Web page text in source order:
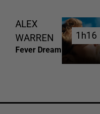
ALEX
WARREN
Fever Dream
1h16
1h16